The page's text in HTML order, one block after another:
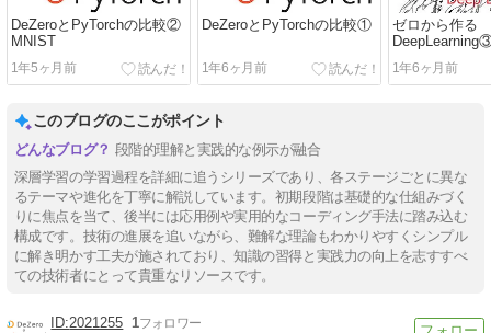
DeZeroとPyTorchの比較②
MNIST
1年5ヶ月前
DeZeroとPyTorchの比較①
1年6ヶ月前
ゼロから作る
た。 第５ステ
1年6ヶ月前
このブログのここがポイント
段階的理解と実践的な例示が融合
深層学習の学習過程を詳細に追うシリーズであり、各ステージごとに異な
るテーマや進化を丁寧に解説しています。初期段階は基礎的な仕組みづく
りに焦点を当て、後半には応用例や実用的なコーディング手法に踏み込む
構成です。技術の進展を追いながら、難解な理論もわかりやすくシンプル
に解き明かす工夫が施されており、知識の習得と実践力の向上を志すすべ
ての技術者にとって貴重なリソースです。
2021255 1